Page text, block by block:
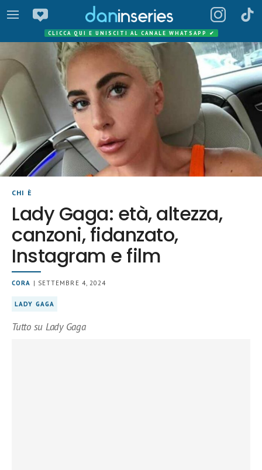
CLICCA QUI E UNISCITI AL CANALE WHATSAPP ✔
CHI È
Lady Gaga: età, altezza,
canzoni, fidanzato,
Instagram e film
CORA | SETTEMBRE 4, 2024
LADY GAGA
Tutto su Lady Gaga